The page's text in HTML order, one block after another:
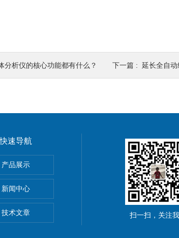
分析仪的核心功能都有什么？ 下一篇 : 延长全自动红
气体分析仪
快速导航
产品展示
新闻中心
技术文章 扫一扫，关注